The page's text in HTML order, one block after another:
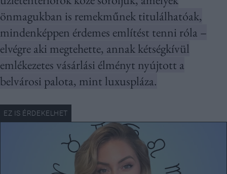
önmagukban is remekműnek titulálhatóak,
mindenképpen érdemes említést tenni róla –
elvégre aki megtehette, annak kétségkívül
emlékezetes vásárlási élményt nyújtott a
belvárosi palota, mint luxuspláza.